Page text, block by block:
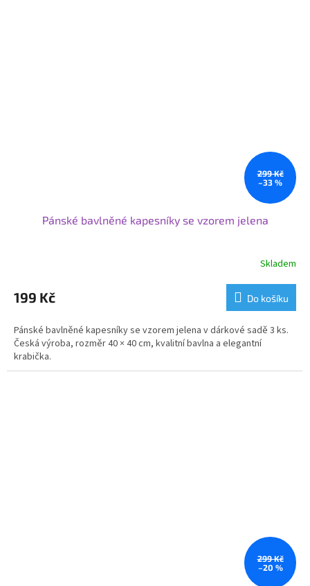
299 Kč
–33 %
Pánské bavlněné kapesníky se vzorem jelena
Skladem
199 Kč Do košíku
Pánské bavlněné kapesníky se vzorem jelena v dárkové sadě 3 ks.
Česká výroba, rozměr 40 × 40 cm, kvalitní bavlna a elegantní
krabička.
299 Kč
–20 %